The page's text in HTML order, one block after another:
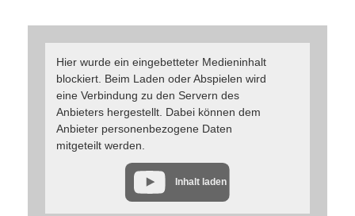
Hier wurde ein eingebetteter Medieninhalt
blockiert. Beim Laden oder Abspielen wird
eine Verbindung zu den Servern des
Anbieters hergestellt. Dabei können dem
Anbieter personenbezogene Daten
mitgeteilt werden.
Inhalt laden